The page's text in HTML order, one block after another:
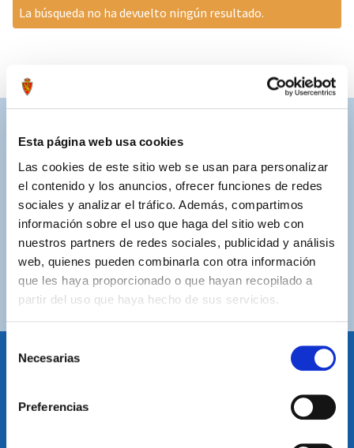
Esta página web usa cookies
Las cookies de este sitio web se usan para personalizar
el contenido y los anuncios, ofrecer funciones de redes
sociales y analizar el tráfico. Además, compartimos
información sobre el uso que haga del sitio web con
nuestros partners de redes sociales, publicidad y análisis
web, quienes pueden combinarla con otra información
que les haya proporcionado o que hayan recopilado a
partir del uso que haya hecho de sus servicios.
Necesarias
Preferencias
La búsqueda no ha devuelto ningún resultado.
ASISTENCIA PERSONALIZADA
ENVÍOS GRATUITOS
Por compras superiores a 100€ (España peninsular)
COMPRAS SEGURAS
Plataforma de pago segura a través de tarjeta o
PayPal.
Volver arriba